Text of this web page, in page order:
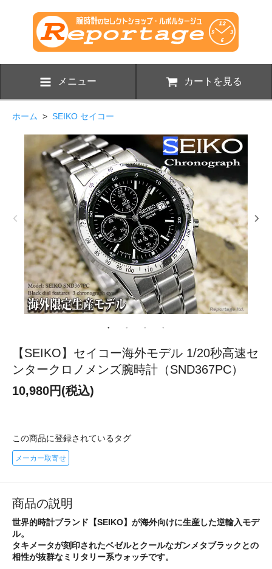
メニュー カートを見る
ホーム > SEIKO セイコー
【SEIKO】セイコー海外モデル 1/20秒高速セ
ンタークロノメンズ腕時計（SND367PC）
10,980円(税込)
この商品に登録されているタグ
メーカー取寄せ
商品の説明
世界的時計ブランド【SEIKO】が海外向けに生産した逆輸入モデ
ル。
タキメータが刻印されたベゼルとクールなガンメタブラックとの
相性が抜群なミリタリー系ウォッチです。